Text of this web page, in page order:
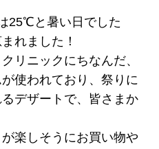
25℃と暑い日でした
れました！
リニックにちなんだ、
使われており、祭りに
デザートで、皆さまか
楽しそうにお買い物や